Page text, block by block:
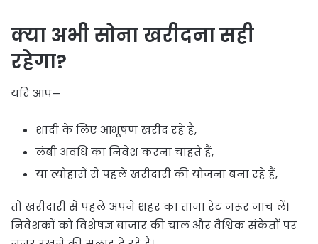
क्या अभी सोना खरीदना सही
रहेगा?
यदि आप—
शादी के लिए आभूषण खरीद रहे हैं,
लंबी अवधि का निवेश करना चाहते हैं,
या त्योहारों से पहले खरीदारी की योजना बना रहे हैं,
तो खरीदारी से पहले अपने शहर का ताजा रेट जरूर जांच लें।
निवेशकों को विशेषज्ञ बाजार की चाल और वैश्विक संकेतों पर